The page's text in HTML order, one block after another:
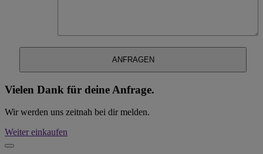
Vielen Dank für deine Anfrage.
Wir werden uns zeitnah bei dir melden.
Weiter einkaufen